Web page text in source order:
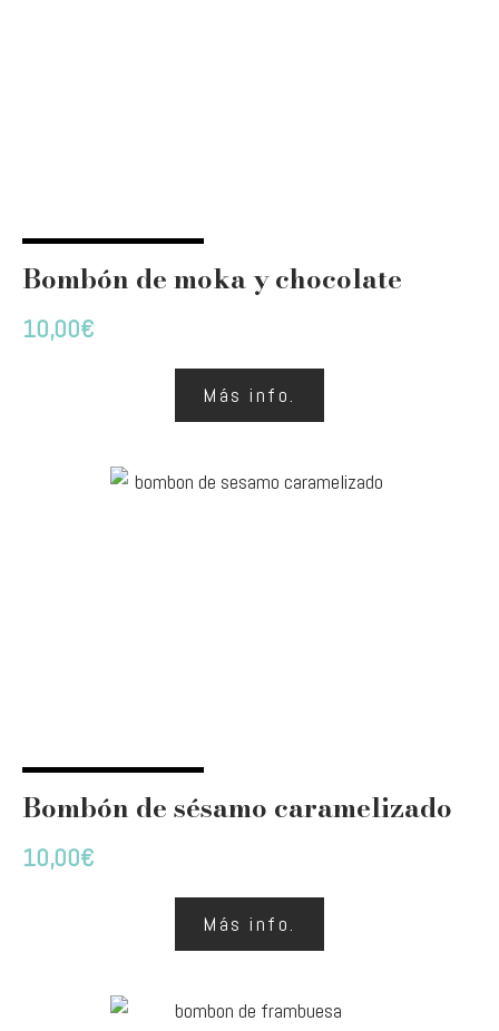
Bombón de moka y chocolate
10,00€
Más info.
Bombón de sésamo caramelizado
10,00€
Más info.